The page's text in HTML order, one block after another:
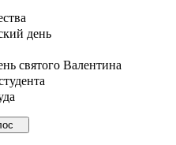
день
святого Валентина